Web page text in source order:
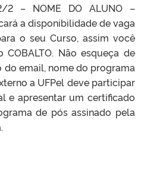
2 – NOME DO ALUNO –
a disponibilidade de vaga
o seu Curso, assim você
Não esqueça de
email, nome do programa
a UFPel deve participar
e apresentar um certificado
de pós assinado pela